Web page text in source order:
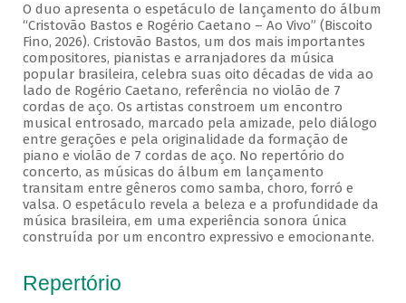
O duo apresenta o espetáculo de lançamento do álbum
“Cristovão Bastos e Rogério Caetano – Ao Vivo” (Biscoito
Fino, 2026). Cristovão Bastos, um dos mais importantes
compositores, pianistas e arranjadores da música
popular brasileira, celebra suas oito décadas de vida ao
lado de Rogério Caetano, referência no violão de 7
cordas de aço. Os artistas constroem um encontro
musical entrosado, marcado pela amizade, pelo diálogo
entre gerações e pela originalidade da formação de
piano e violão de 7 cordas de aço. No repertório do
concerto, as músicas do álbum em lançamento
transitam entre gêneros como samba, choro, forró e
valsa. O espetáculo revela a beleza e a profundidade da
música brasileira, em uma experiência sonora única
construída por um encontro expressivo e emocionante.
Repertório